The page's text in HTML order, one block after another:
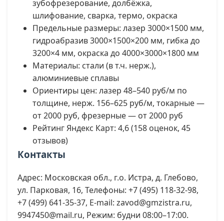
зубофрезерование, долбёжка,
шлифование, сварка, термо, окраска
Предельные размеры: лазер 3000×1500 мм,
гидроабразив 3000×1500×200 мм, гибка до
3200×4 мм, окраска до 4000×3000×1800 мм
Материалы: стали (в т.ч. нерж.),
алюминиевые сплавы
Ориентиры цен: лазер 48–540 руб/м по
толщине, нерж. 156–625 руб/м, токарные —
от 2000 руб, фрезерные — от 2000 руб
Рейтинг Яндекс Карт: 4,6 (158 оценок, 45
отзывов)
Контакты
Адрес: Московская обл., г.о. Истра, д. Глебово,
ул. Парковая, 16, Телефоны: +7 (495) 118-32-98,
+7 (499) 641-35-37, E-mail: zavod@gmzistra.ru,
9947450@mail.ru, Режим: будни 08:00–17:00.